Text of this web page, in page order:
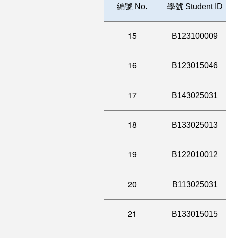
編號 No. 學號 Student ID
15 B123100009
16 B123015046
17 B143025031
18 B133025013
19 B122010012
20 B113025031
21 B133015015